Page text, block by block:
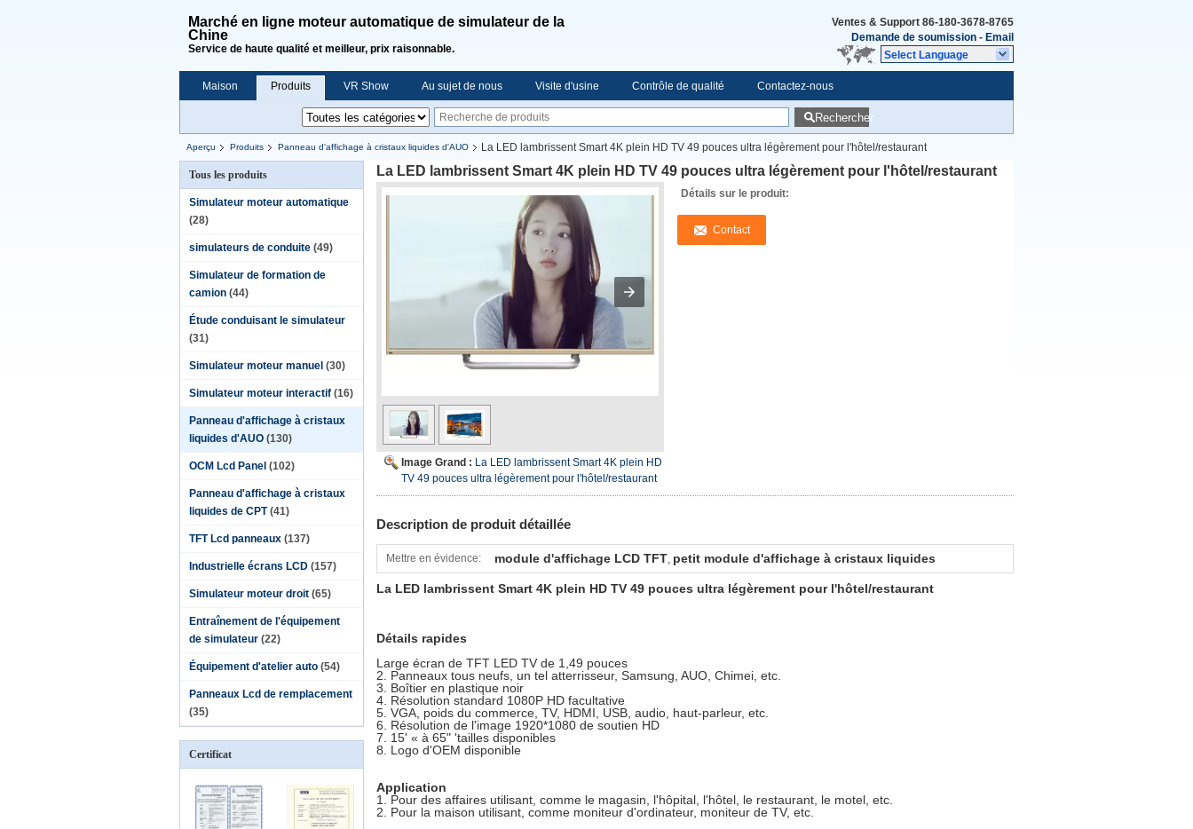
Marché en ligne moteur automatique de simulateur de la
Chine
Service de haute qualité et meilleur, prix raisonnable.
Ventes & Support 86-180-3678-8765
Demande de soumission - Email
Select Language
Maison Produits VR Show Au sujet de nous Visite d'usine Contrôle de qualité Contactez-nous
Demande de soumission Rechercher
Aperçu Produits Panneau d'affichage à cristaux liquides d'AUO La LED lambrissent Smart 4K plein HD TV 49 pouces ultra légèrement pour l'hôtel/restaurant
Tous les produits
Simulateur moteur automatique
(28)
simulateurs de conduite (49)
Simulateur de formation de
camion (44)
Étude conduisant le simulateur
(31)
Simulateur moteur manuel (30)
Simulateur moteur interactif (16)
Panneau d'affichage à cristaux
liquides d'AUO (130)
OCM Lcd Panel (102)
Panneau d'affichage à cristaux
liquides de CPT (41)
TFT Lcd panneaux (137)
Industrielle écrans LCD (157)
Simulateur moteur droit (65)
Entraînement de l'équipement
de simulateur (22)
Équipement d'atelier auto (54)
Panneaux Lcd de remplacement
(35)
Certificat
La LED lambrissent Smart 4K plein HD TV 49 pouces ultra légèrement pour l'hôtel/restaurant
Image Grand : La LED lambrissent Smart 4K plein HD
TV 49 pouces ultra légèrement pour l'hôtel/restaurant
Détails sur le produit:
Contact
Description de produit détaillée
Mettre en évidence: module d'affichage LCD TFT, petit module d'affichage à cristaux liquides
La LED lambrissent Smart 4K plein HD TV 49 pouces ultra légèrement pour l'hôtel/restaurant
Détails rapides
Large écran de TFT LED TV de 1,49 pouces
2. Panneaux tous neufs, un tel atterrisseur, Samsung, AUO, Chimei, etc.
3. Boîtier en plastique noir
4. Résolution standard 1080P HD facultative
5. VGA, poids du commerce, TV, HDMI, USB, audio, haut-parleur, etc.
6. Résolution de l'image 1920*1080 de soutien HD
7. 15' « à 65" 'tailles disponibles
8. Logo d'OEM disponible
Application
1. Pour des affaires utilisant, comme le magasin, l'hôpital, l'hôtel, le restaurant, le motel, etc.
2. Pour la maison utilisant, comme moniteur d'ordinateur, moniteur de TV, etc.